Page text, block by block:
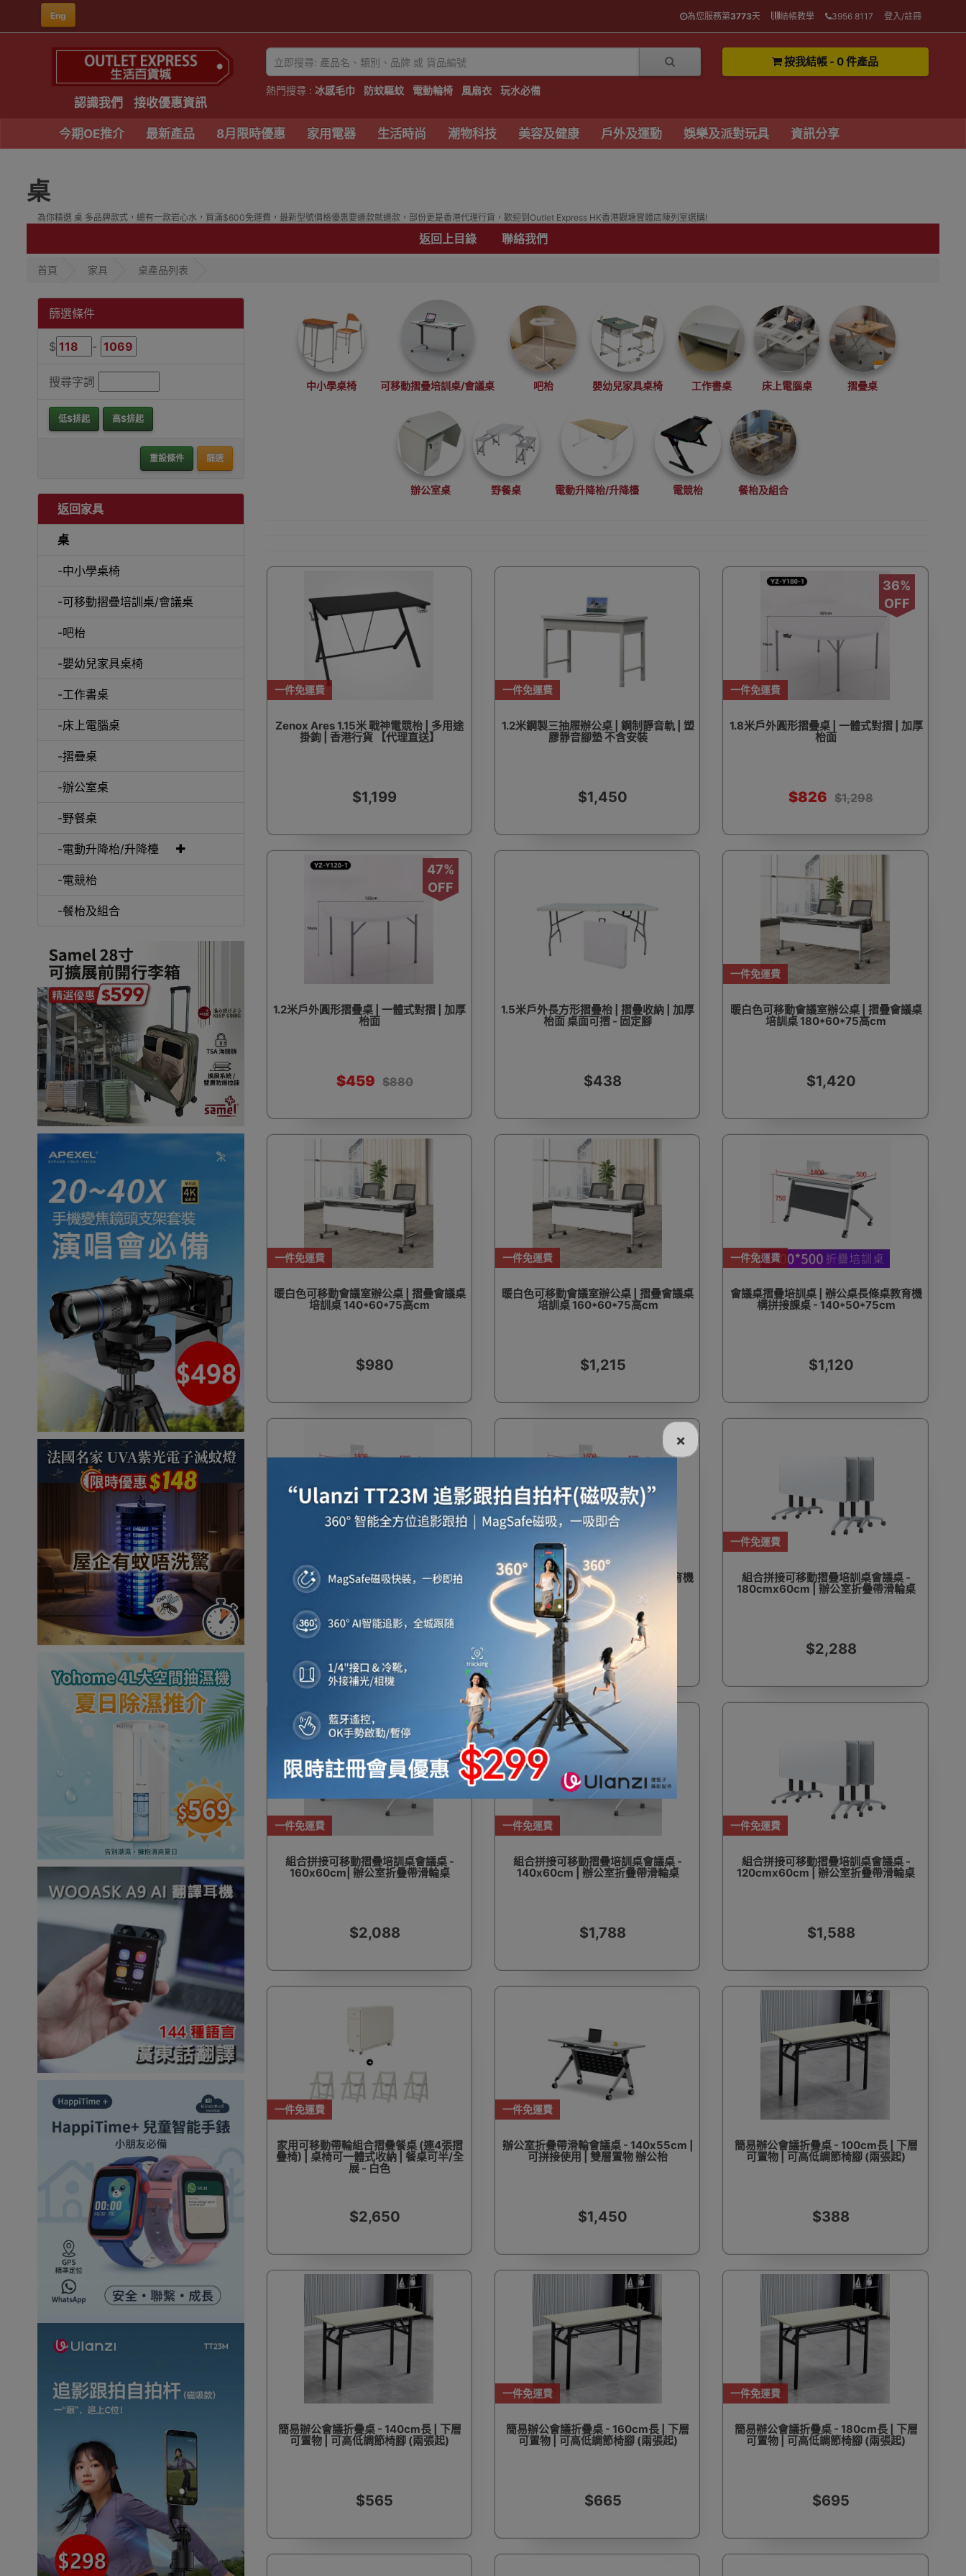
Eng 為您服務第3773天 結帳教學 3956 8117 登入/註冊
認識我們 接收優惠資訊
熱門搜尋 : 冰感毛巾 防蚊驅蚊 電動輪椅 風扇衣 玩水必備
按我結帳 - 0 件產品
今期OE推介 最新產品 8月限時優惠 家用電器 生活時尚 潮物科技 美容及健康 戶外及運動 娛樂及派對玩具 資訊分享
桌
為你精選 桌 多品牌款式，總有一款岩心水，買滿$600免運費，最新型號價格優惠要邊款就邊款，部份更是香港代理行貨，歡迎到Outlet Express HK香港觀塘實體店陳列室選購!
返回上目錄 聯絡我們
首頁 家具 桌產品列表
篩選條件
$ -
搜尋字詞
低$排起 高$排起
重設條件 篩選
返回家具
桌
-中小學桌椅
-可移動摺疊培訓桌/會議桌
-吧枱
-嬰幼兒家具桌椅
-工作書桌
-床上電腦桌
-摺疊桌
-辦公室桌
-野餐桌
-電動升降枱/升降檯
-電競枱
-餐枱及組合
中小學桌椅 可移動摺疊培訓桌/會議桌 吧枱 嬰幼兒家具桌椅 工作書桌 床上電腦桌 摺疊桌
辦公室桌 野餐桌 電動升降枱/升降檯 電競枱 餐枱及組合
一件免運費
Zenox Ares 1.15米 戰神電競枱 | 多用途
掛鉤 | 香港行貨 【代理直送】
$1,199
一件免運費
1.2米鋼製三抽屜辦公桌 | 鋼制靜音軌 | 塑
膠靜音腳墊 不含安裝
$1,450
一件免運費
36%
OFF
1.8米戶外圓形摺疊桌 | 一體式對摺 | 加厚
枱面
$826 $1,298
47%
OFF
1.2米戶外圓形摺疊桌 | 一體式對摺 | 加厚
枱面
$459 $880
1.5米戶外長方形摺疊枱 | 摺疊收納 | 加厚
枱面 桌面可摺 - 固定腳
$438
一件免運費
暖白色可移動會議室辦公桌 | 摺疊會議桌
培訓桌 180*60*75高cm
$1,420
一件免運費
暖白色可移動會議室辦公桌 | 摺疊會議桌
培訓桌 140*60*75高cm
$980
一件免運費
暖白色可移動會議室辦公桌 | 摺疊會議桌
培訓桌 160*60*75高cm
$1,215
一件免運費
會議桌摺疊培訓桌 | 辦公桌長條桌教育機
構拼接課桌 - 140*50*75cm
$1,120
會議桌摺疊培訓桌 | 辦公桌長條桌教育機
構拼接課桌 - 180*50*75cm
一件免運費
會議桌摺疊培訓桌 | 辦公桌長條桌教育機
構拼接課桌 - 160*50*75cm
$1,345
一件免運費
組合拼接可移動摺疊培訓桌會議桌 -
180cmx60cm | 辦公室折疊帶滑輪桌
$2,288
一件免運費
組合拼接可移動摺疊培訓桌會議桌 -
160x60cm| 辦公室折疊帶滑輪桌
$2,088
一件免運費
組合拼接可移動摺疊培訓桌會議桌 -
140x60cm | 辦公室折疊帶滑輪桌
$1,788
一件免運費
組合拼接可移動摺疊培訓桌會議桌 -
120cmx60cm | 辦公室折疊帶滑輪桌
$1,588
一件免運費
家用可移動帶輪組合摺疊餐桌 (連4張摺
疊椅) | 桌椅可一體式收納 | 餐桌可半/全
展 - 白色
$2,650
一件免運費
辦公室折疊帶滑輪會議桌 - 140x55cm |
可拼接使用 | 雙層置物 辦公枱
$1,450
簡易辦公會議折疊桌 - 100cm長 | 下層
可置物 | 可高低調節椅腳 (兩張起)
$388
簡易辦公會議折疊桌 - 140cm長 | 下層
可置物 | 可高低調節椅腳 (兩張起)
$565
一件免運費
簡易辦公會議折疊桌 - 160cm長 | 下層
可置物 | 可高低調節椅腳 (兩張起)
$665
一件免運費
簡易辦公會議折疊桌 - 180cm長 | 下層
可置物 | 可高低調節椅腳 (兩張起)
$695
×